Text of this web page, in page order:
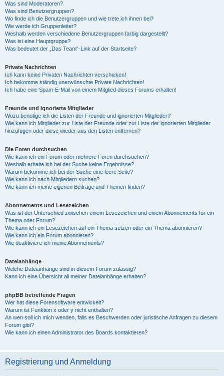
Was sind Moderatoren?
Was sind Benutzergruppen?
Wo finde ich die Benutzergruppen und wie trete ich ihnen bei?
Wie werde ich Gruppenleiter?
Weshalb werden verschiedene Benutzergruppen farbig dargestellt?
Was ist eine Hauptgruppe?
Was bedeutet der „Das Team“-Link auf der Startseite?
Private Nachrichten
Ich kann keine Privaten Nachrichten verschicken!
Ich bekomme ständig unerwünschte Private Nachrichten!
Ich habe eine Spam-E-Mail von einem Mitglied dieses Forums erhalten!
Freunde und ignorierte Mitglieder
Wozu benötige ich die Listen der Freunde und ignorierten Mitglieder?
Wie kann ich Mitglieder zur Liste der Freunde oder zur Liste der ignorierten Mitglieder
hinzufügen oder diese wieder aus den Listen entfernen?
Die Foren durchsuchen
Wie kann ich ein Forum oder mehrere Foren durchsuchen?
Weshalb erhalte ich bei der Suche keine Ergebnisse?
Warum bekomme ich bei der Suche eine leere Seite?
Wie kann ich nach Mitgliedern suchen?
Wie kann ich meine eigenen Beiträge und Themen finden?
Abonnements und Lesezeichen
Was ist der Unterschied zwischen einem Lesezeichen und einem Abonnements für ein
Thema oder Forum?
Wie kann ich ein Lesezeichen auf ein Thema setzen oder ein Thema abonnieren?
Wie kann ich ein Forum abonnieren?
Wie deaktiviere ich meine Abonnements?
Dateianhänge
Welche Dateianhänge sind in diesem Forum zulässig?
Kann ich eine Übersicht all meiner Dateianhänge erhalten?
phpBB betreffende Fragen
Wer hat diese Forensoftware entwickelt?
Warum ist Funktion x oder y nicht enthalten?
An wen soll ich mich wenden, falls es Beschwerden oder juristische Anfragen zu diesem
Forum gibt?
Wie kann ich einen Administrator des Boards kontaktieren?
Registrierung und Anmeldung